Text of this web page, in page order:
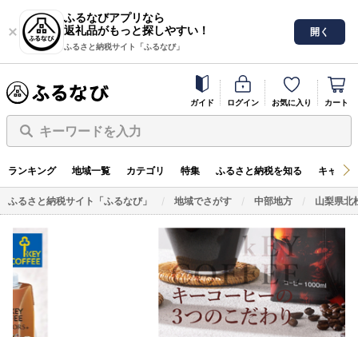
ふるなびアプリなら
返礼品がもっと探しやすい！
ふるさと納税サイト「ふるなび」
開く
ガイド ログイン お気に入り カート
キーワードを入力
ランキング 地域一覧 カテゴリ 特集 ふるさと納税を知る キャン
ふるさと納税サイト「ふるなび」 地域でさがす 中部地方 山梨県北